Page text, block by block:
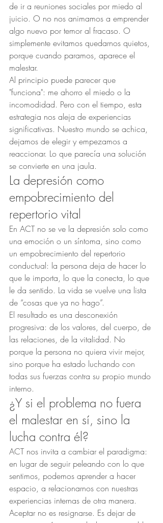
de ir a reuniones sociales por miedo al
juicio. O no nos animamos a emprender
algo nuevo por temor al fracaso. O
simplemente evitamos quedarnos quietos,
porque cuando paramos, aparece el
malestar.
Al principio puede parecer que
"funciona": me ahorro el miedo o la
incomodidad. Pero con el tiempo, esta
estrategia nos aleja de experiencias
significativas. Nuestro mundo se achica,
dejamos de elegir y empezamos a
reaccionar. Lo que parecía una solución
se convierte en una jaula.
La depresión como
empobrecimiento del
repertorio vital
En ACT no se ve la depresión solo como
una emoción o un síntoma, sino como
un empobrecimiento del repertorio
conductual: la persona deja de hacer lo
que le importa, lo que la conecta, lo que
le da sentido. La vida se vuelve una lista
de “cosas que ya no hago”.
El resultado es una desconexión
progresiva: de los valores, del cuerpo, de
las relaciones, de la vitalidad. No
porque la persona no quiera vivir mejor,
sino porque ha estado luchando con
todas sus fuerzas contra su propio mundo
interno.
¿Y si el problema no fuera
el malestar en sí, sino la
lucha contra él?
ACT nos invita a cambiar el paradigma:
en lugar de seguir peleando con lo que
sentimos, podemos aprender a hacer
espacio, a relacionarnos con nuestras
experiencias internas de otra manera.
Aceptar no es resignarse. Es dejar de